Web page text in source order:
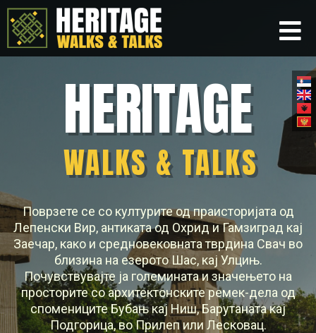
HERITAGE
WALKS & TALKS
Поврзете се со културите од праисторијата од
Лепенски Вир, антиката од Охрид и Гамзиград кај
Заечар, како и средновековната тврдина Свач во
близина на езерото Шас, кај Улцињ.
Почувствувајте ја големината и значењето на
просторите со архитектонските ремек-дела од
спомениците Бубањ кај Ниш, Барутаната кај
Подгорица, во Прилеп или Лесковац.